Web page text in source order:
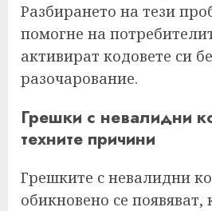
Разбирането на тези
помогне на
активират кодовете си
разочарование.
Грешки с невалидни
техните причини
Грешките с невалидни
обикновено се появяват,